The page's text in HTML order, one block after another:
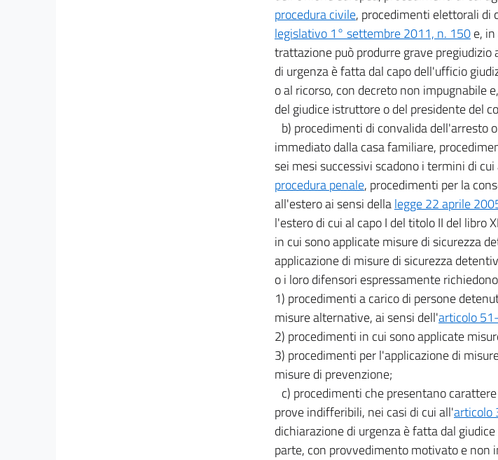
procedura civile, procedimenti elettorali di
legislativo 1° settembre 2011, n. 150e,
trattazione può produrre grave
di urgenza è fatta dal capo dell'ufficio
o al ricorso, con decreto non impugnabile
del giudice istruttore o del presidente del
b) procedimenti di convalida dell'arresto
immediato dalla casa familiare,
sei mesi successivi scadono i termini di cui
procedura penale, procedimenti per la
all'estero ai sensi dellalegge 22 aprile
l'estero di cui al capo I del titolo II del libro
in cui sono applicate misure di sicurezza
applicazione di misure di sicurezza
o i loro difensori espressamente
1) procedimenti a carico di persone
misure alternative, ai sensi dell'articolo
2) procedimenti in cui sono applicate
3) procedimenti per l'applicazione di
misure di prevenzione;
c) procedimenti che presentano
prove indifferibili, nei casi di cui all'articolo
dichiarazione di urgenza è fatta dal
parte, con provvedimento motivato e non